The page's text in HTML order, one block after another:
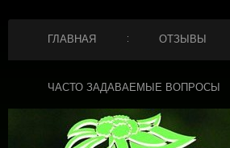
ГЛАВНАЯ ОТЗЫВЫ
ЧАСТО ЗАДАВАЕМЫЕ ВОПРОСЫ